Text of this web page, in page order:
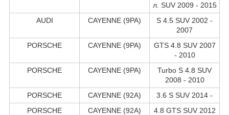
л. SUV 2009 - 2015
AUDI
CAYENNE (9PA)
S 4.5 SUV 2002 -
2007
PORSCHE
CAYENNE (9PA)
GTS 4.8 SUV 2007
- 2010
PORSCHE
CAYENNE (9PA)
Turbo S 4.8 SUV
2008 - 2010
PORSCHE
CAYENNE (92A)
3.6 S SUV 2014 -
PORSCHE
CAYENNE (92A)
4.8 GTS SUV 2012